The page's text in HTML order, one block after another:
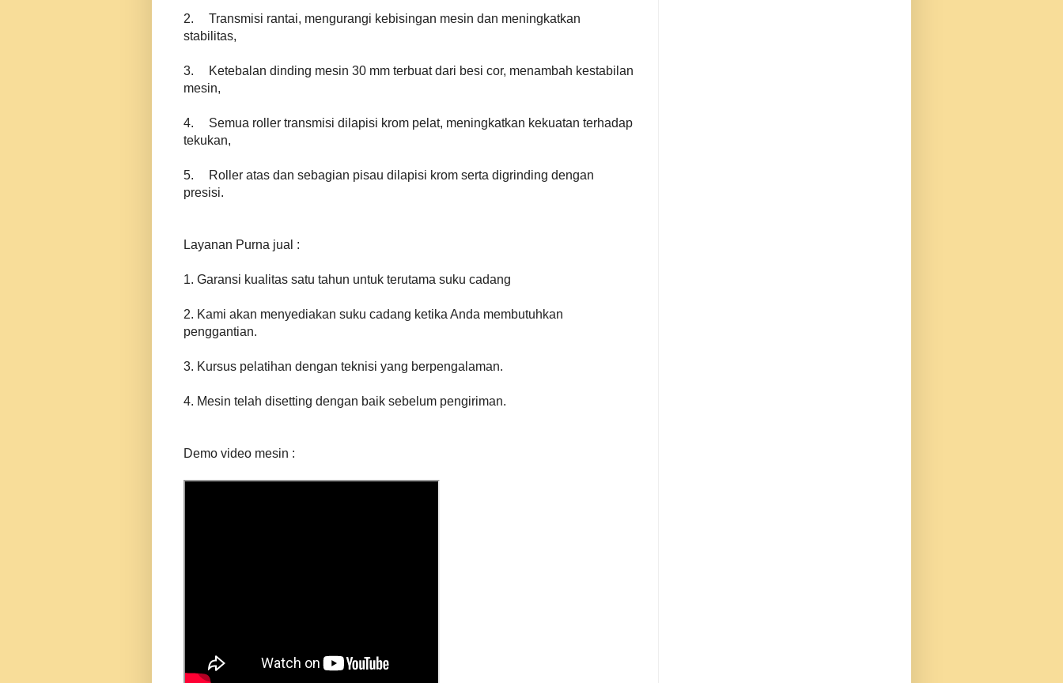
2.
Transmisi rantai, mengurangi kebisingan mesin dan meningkatkan
stabilitas,
3.
Ketebalan dinding mesin 30 mm terbuat dari besi cor, menambah kestabilan
mesin,
4.
Semua roller transmisi dilapisi krom pelat, meningkatkan kekuatan terhadap
tekukan,
5.
Roller atas dan sebagian pisau dilapisi krom serta digrinding dengan
presisi.
Layanan Purna jual :
1. Garansi kualitas satu tahun untuk terutama suku cadang
2. Kami akan menyediakan suku cadang ketika Anda membutuhkan
penggantian.
3. Kursus pelatihan dengan teknisi yang berpengalaman.
4. Mesin telah disetting dengan baik sebelum pengiriman.
Demo video mesin :